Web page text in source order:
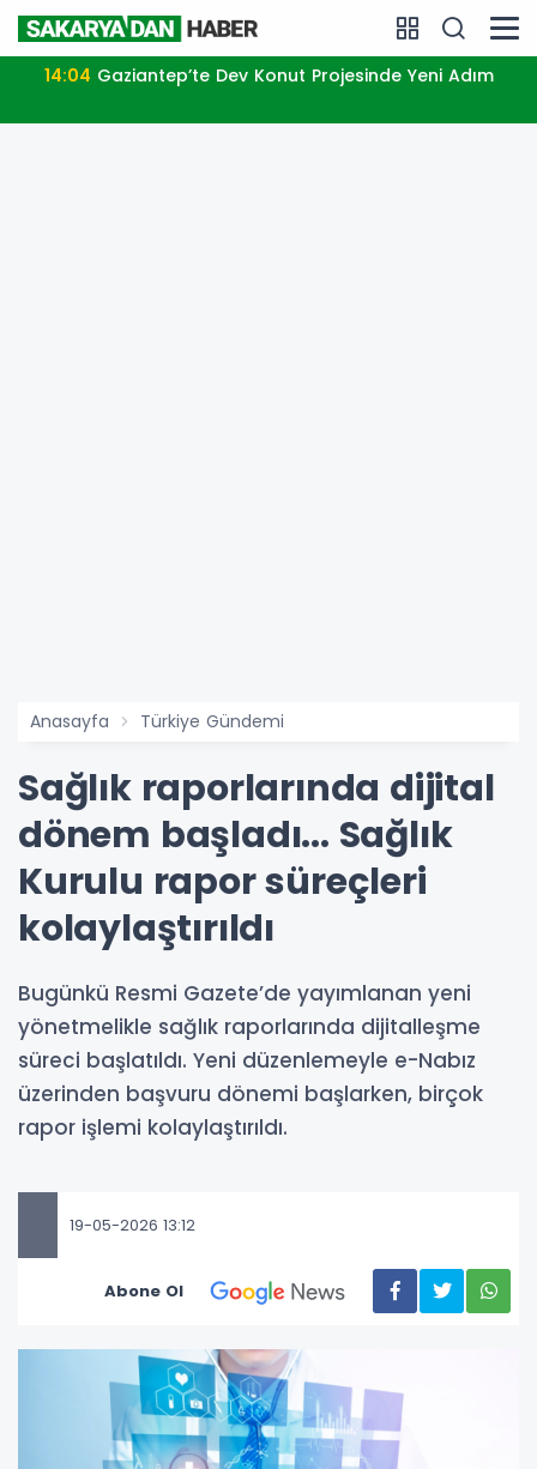
14:04 Gaziantep’te Dev Konut Projesinde Yeni Adım
Anasayfa Türkiye Gündemi
Sağlık raporlarında dijital
dönem başladı... Sağlık
Kurulu rapor süreçleri
kolaylaştırıldı
Bugünkü Resmi Gazete’de yayımlanan yeni
yönetmelikle sağlık raporlarında dijitalleşme
süreci başlatıldı. Yeni düzenlemeyle e-Nabız
üzerinden başvuru dönemi başlarken, birçok
rapor işlemi kolaylaştırıldı.
19-05-2026 13:12
Abone Ol